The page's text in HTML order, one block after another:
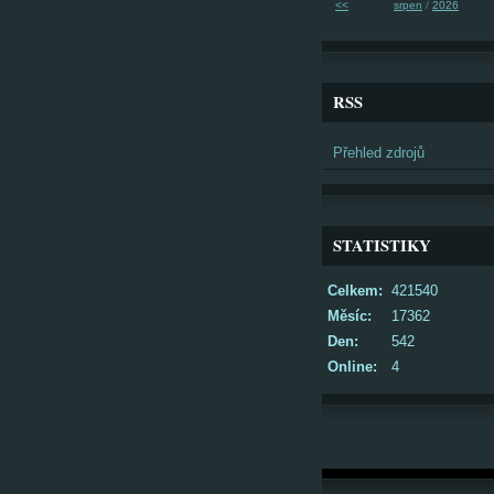
<< srpen / 2026
RSS
Přehled zdrojů
STATISTIKY
Online: 4
Celkem: 421540
Měsíc:
17362
Den:
542